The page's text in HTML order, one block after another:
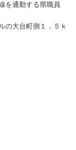
通勤する県職員
大台町側１．５ｋ